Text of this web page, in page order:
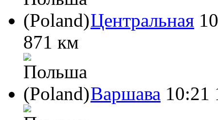
Центральная
871 км
Варшава 10:21